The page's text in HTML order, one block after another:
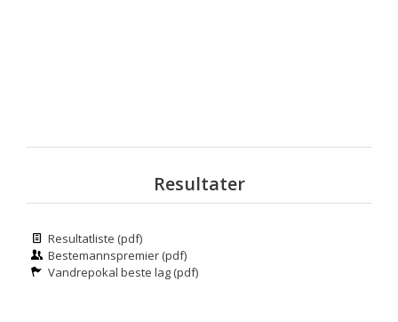
Resultater
Resultatliste (pdf)
Bestemannspremier (pdf)
Vandrepokal beste lag (pdf)